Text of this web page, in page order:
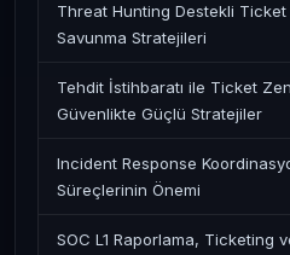
Threat Hunting Destekli
Savunma Stratejileri
Tehdit İstihbaratı ile Ticket
Güvenlikte Güçlü Stratejiler
Incident Response
Süreçlerinin Önemi
SOC L1 Raporlama, Ticketing